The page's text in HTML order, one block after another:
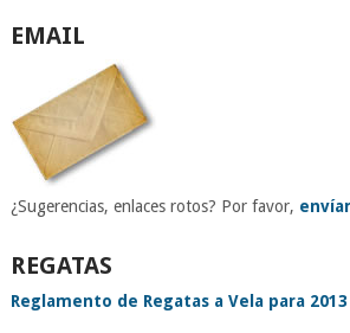
EMAIL
¿Sugerencias, enlaces rotos? Por favor,
REGATAS
Reglamento de Regatas a Vela para 2013